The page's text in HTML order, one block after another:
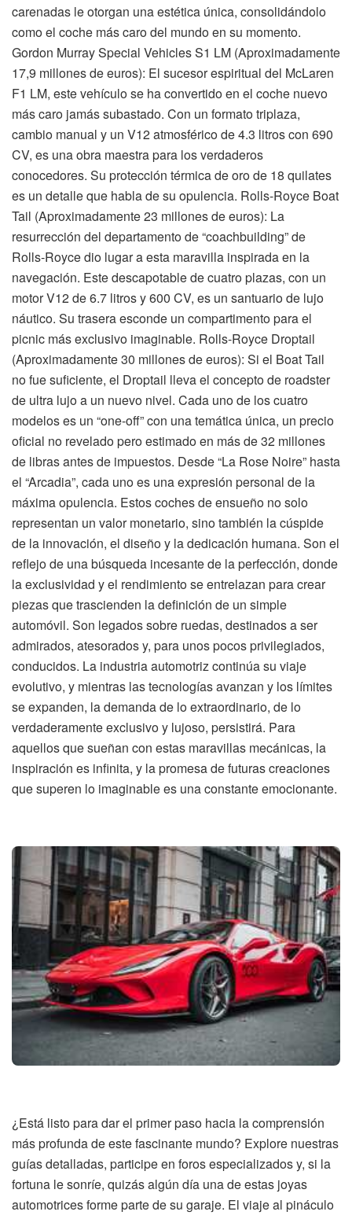
carenadas le otorgan una estética única, consolidándolo
como el coche más caro del mundo en su momento.
Gordon Murray Special Vehicles S1 LM (Aproximadamente
17,9 millones de euros): El sucesor espiritual del McLaren
F1 LM, este vehículo se ha convertido en el coche nuevo
más caro jamás subastado. Con un formato triplaza,
cambio manual y un V12 atmosférico de 4.3 litros con 690
CV, es una obra maestra para los verdaderos
conocedores. Su protección térmica de oro de 18 quilates
es un detalle que habla de su opulencia. Rolls-Royce Boat
Tail (Aproximadamente 23 millones de euros): La
resurrección del departamento de “coachbuilding” de
Rolls-Royce dio lugar a esta maravilla inspirada en la
navegación. Este descapotable de cuatro plazas, con un
motor V12 de 6.7 litros y 600 CV, es un santuario de lujo
náutico. Su trasera esconde un compartimento para el
picnic más exclusivo imaginable. Rolls-Royce Droptail
(Aproximadamente 30 millones de euros): Si el Boat Tail
no fue suficiente, el Droptail lleva el concepto de roadster
de ultra lujo a un nuevo nivel. Cada uno de los cuatro
modelos es un “one-off” con una temática única, un precio
oficial no revelado pero estimado en más de 32 millones
de libras antes de impuestos. Desde “La Rose Noire” hasta
el “Arcadia”, cada uno es una expresión personal de la
máxima opulencia. Estos coches de ensueño no solo
representan un valor monetario, sino también la cúspide
de la innovación, el diseño y la dedicación humana. Son el
reflejo de una búsqueda incesante de la perfección, donde
la exclusividad y el rendimiento se entrelazan para crear
piezas que trascienden la definición de un simple
automóvil. Son legados sobre ruedas, destinados a ser
admirados, atesorados y, para unos pocos privilegiados,
conducidos. La industria automotriz continúa su viaje
evolutivo, y mientras las tecnologías avanzan y los límites
se expanden, la demanda de lo extraordinario, de lo
verdaderamente exclusivo y lujoso, persistirá. Para
aquellos que sueñan con estas maravillas mecánicas, la
inspiración es infinita, y la promesa de futuras creaciones
que superen lo imaginable es una constante emocionante.
¿Está listo para dar el primer paso hacia la comprensión
más profunda de este fascinante mundo? Explore nuestras
guías detalladas, participe en foros especializados y, si la
fortuna le sonríe, quizás algún día una de estas joyas
automotrices forme parte de su garaje. El viaje al pináculo